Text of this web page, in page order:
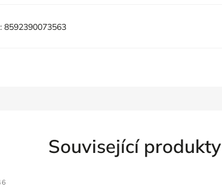
8592390073563
Související produkty